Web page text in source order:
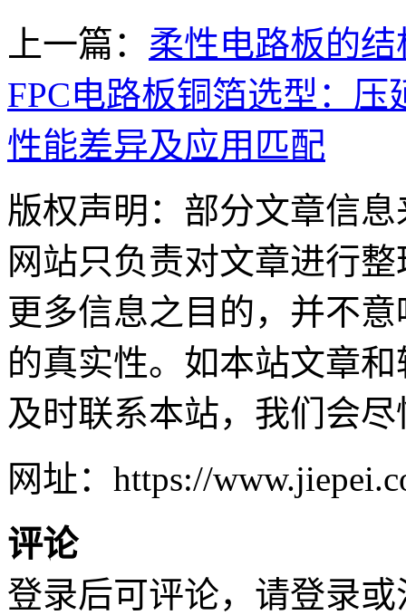
上一篇： 柔性电路板的
FPC电路板铜箔选型：
性能差异及应用匹配
版权声明：部分文章信
网站只负责对文章进行
更多信息之目的，并不
的真实性。如本站文章
及时联系本站，我们会
网址：https://
评论
登录后可评论，请登录或